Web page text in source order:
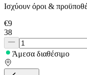
Ισχύουν όροι &
€9
38
Άμεσα διαθέσιμο